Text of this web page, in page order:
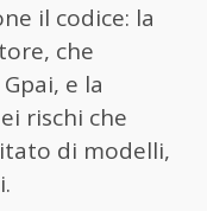
il codice: la
che
e la
rischi che
di modelli,